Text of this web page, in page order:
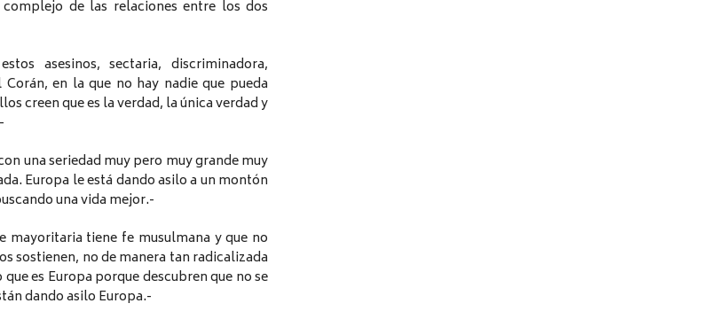
de las relaciones entre los dos
asesinos, sectaria, discriminadora,
en la que no hay nadie que pueda
creen que es la verdad, la única verdad y
una seriedad muy pero muy grande muy
Europa le está dando asilo a un montón
una vida mejor.-
tiene fe musulmana y que no
sostienen, no de manera tan radicalizada
es Europa porque descubren que no se
dando asilo Europa.-